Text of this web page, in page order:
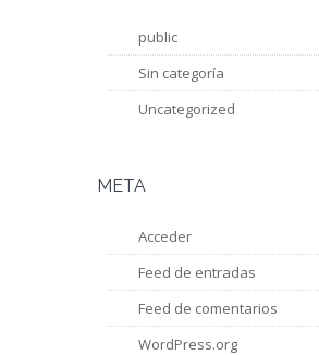
public
Sin categoría
Uncategorized
META
Acceder
Feed de entradas
Feed de comentarios
WordPress.org